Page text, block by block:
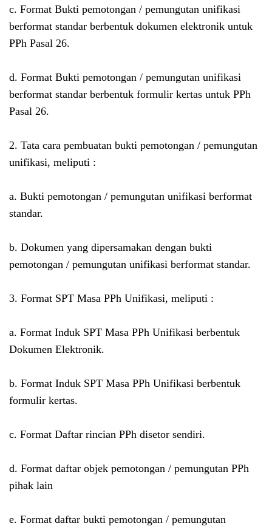
c. Format Bukti pemotongan / pemungutan unifikasi
berformat standar berbentuk dokumen elektronik untuk
PPh Pasal 26.
d. Format Bukti pemotongan / pemungutan unifikasi
berformat standar berbentuk formulir kertas untuk PPh
Pasal 26.
2. Tata cara pembuatan bukti pemotongan / pemungutan
unifikasi, meliputi :
a. Bukti pemotongan / pemungutan unifikasi berformat
standar.
b. Dokumen yang dipersamakan dengan bukti
pemotongan / pemungutan unifikasi berformat standar.
3. Format SPT Masa PPh Unifikasi, meliputi :
a. Format Induk SPT Masa PPh Unifikasi berbentuk
Dokumen Elektronik.
b. Format Induk SPT Masa PPh Unifikasi berbentuk
formulir kertas.
c. Format Daftar rincian PPh disetor sendiri.
d. Format daftar objek pemotongan / pemungutan PPh
pihak lain
e. Format daftar bukti pemotongan / pemungutan